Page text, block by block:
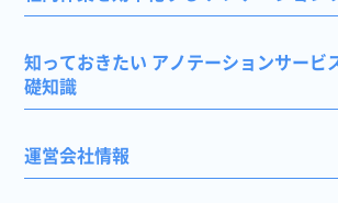
知っておきたい アノテーションサービ
礎知識
運営会社情報